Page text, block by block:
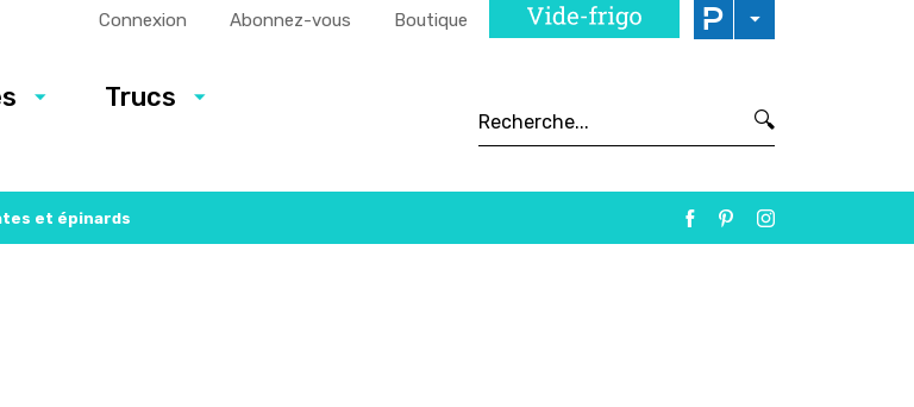
Connexion Abonnez-vous Boutique
Trucs
🔍
et épinards